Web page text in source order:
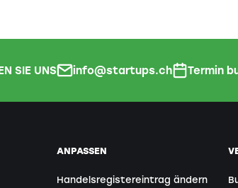
SIE UNS info@startups.ch Termin
ANPASSEN
Handelsregistereintrag ändern